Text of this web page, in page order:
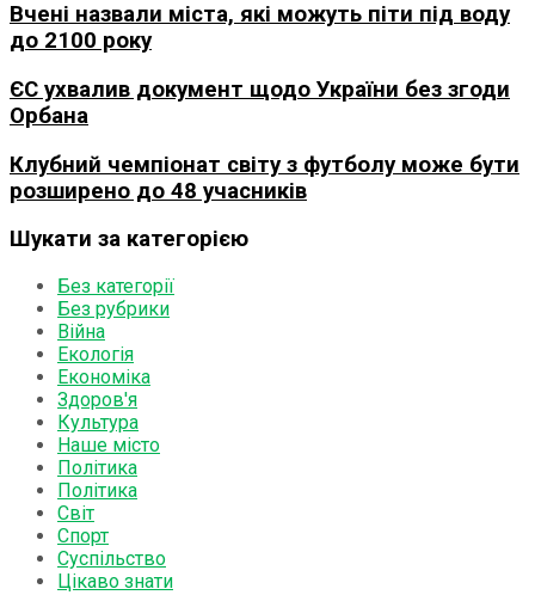
Вчені назвали міста, які можуть піти під воду
до 2100 року
ЄС ухвалив документ щодо України без згоди
Орбана
Клубний чемпіонат світу з футболу може бути
розширено до 48 учасників
Шукати за категорією
Без категорії
Без рубрики
Війна
Екологія
Економіка
Здоров'я
Культура
Наше місто
Політика
Політика
Світ
Спорт
Суспільство
Цікаво знати